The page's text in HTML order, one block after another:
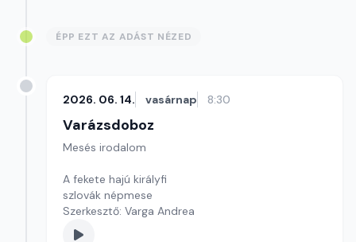
ÉPP EZT AZ ADÁST NÉZED
2026. 06. 14. vasárnap 8:30
Varázsdoboz
Mesés irodalom
A fekete hajú királyfi
szlovák népmese
Szerkesztő: Varga Andrea